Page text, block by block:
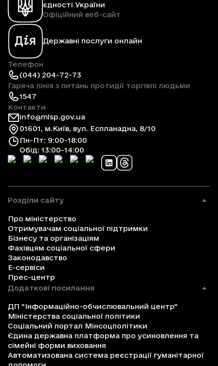
єдності України
Офіційний веб-сайт
Державні послуги онлайн
Телефон
(044) 204-72-73
Гаряча лінія з питань протидії торгівлі людьми
1547
Контакти
info@mlsp.gov.ua
01601, м.Київ, вул. Еспланадна, 8/10
Пн-Пт: 9:00-18:00
Обід: 13:00-14:00
Розділи сайту
Про міністерство
Отримувачам соціальної підтримки
Бізнесу та організаціям
Фахівцям соціальної сфери
Законодавство
Е-сервіси
Прес-центр
Додаткові посилання
ДП "Інформаційно-обчислювальний центр"
Міністерства соціальної політики
Соціальний портал Мінсоцполітики
Єдина державна платформа про усиновлення та
сімейні форми виховання
Автоматизована система реєстрації гуманітарної